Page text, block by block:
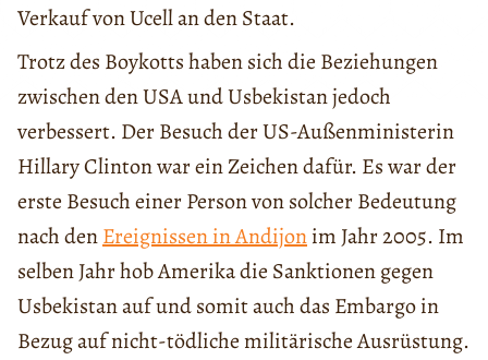
Verkauf von Ucell an den Staat.
Trotz des Boykotts haben sich die Beziehungen
zwischen den USA und Usbekistan jedoch
verbessert. Der Besuch der US-Außenministerin
Hillary Clinton war ein Zeichen dafür. Es war der
erste Besuch einer Person von solcher Bedeutung
nach denEreignissen in Andijonim Jahr 2005. Im
selben Jahr hob Amerika die Sanktionen gegen
Usbekistan auf und somit auch das Embargo in
Bezug auf nicht-tödliche militärische Ausrüstung.